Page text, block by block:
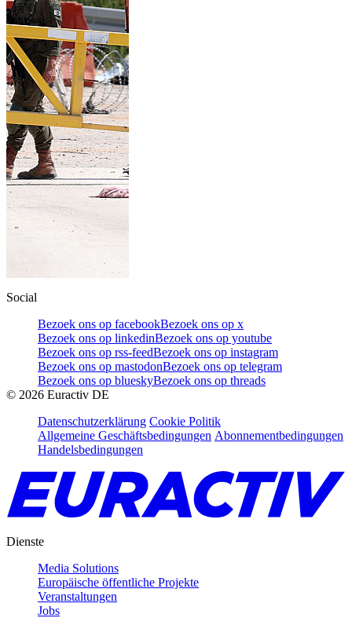
Social
Bezoek ons op facebookBezoek ons op x
Bezoek ons op linkedinBezoek ons op youtube
Bezoek ons op rss-feedBezoek ons op instagram
Bezoek ons op mastodonBezoek ons op telegram
Bezoek ons op blueskyBezoek ons op threads
© 2026 Euractiv DE
Datenschutzerklärung Cookie Politik
Allgemeine Geschäftsbedingungen Abonnementbedingungen
Handelsbedingungen
Dienste
Media Solutions
Europäische öffentliche Projekte
Veranstaltungen
Jobs